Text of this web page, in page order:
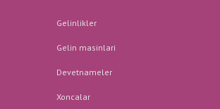
Gelinlikler
Gelin masinlari
Devetnameler
Xoncalar